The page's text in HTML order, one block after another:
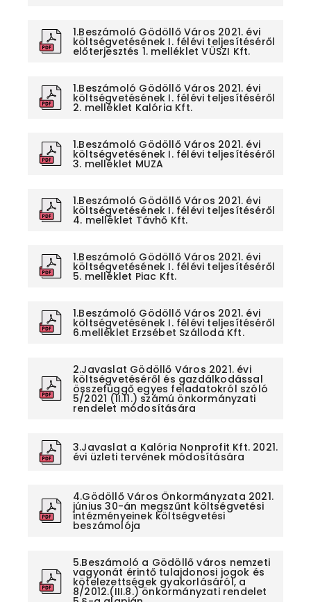
1.Beszámoló Gödöllő Város 2021. évi
költségvetésének I. félévi teljesítéséről
előterjesztés 1. melléklet VÜSZI Kft.
1.Beszámoló Gödöllő Város 2021. évi
költségvetésének I. félévi teljesítéséről
2. melléklet Kalória Kft.
1.Beszámoló Gödöllő Város 2021. évi
költségvetésének I. félévi teljesítéséről
3. melléklet MUZA
1.Beszámoló Gödöllő Város 2021. évi
költségvetésének I. félévi teljesítéséről
4. melléklet Távhő Kft.
1.Beszámoló Gödöllő Város 2021. évi
költségvetésének I. félévi teljesítéséről
5. melléklet Piac Kft.
1.Beszámoló Gödöllő Város 2021. évi
költségvetésének I. félévi teljesítéséről
6.melléklet Erzsébet Szálloda Kft.
2.Javaslat Gödöllő Város 2021. évi
költségvetéséről és gazdálkodással
összefüggő egyes feladatokról szóló
5/2021 (II.11.) számú önkormányzati
rendelet módosítására
3.Javaslat a Kalória Nonprofit Kft. 2021.
évi üzleti tervének módosítására
4.Gödöllő Város Önkormányzata 2021.
június 30-án megszűnt költségvetési
intézményeinek költségvetési
beszámolója
5.Beszámoló a Gödöllő város nemzeti
vagyonát érintő tulajdonosi jogok és
kötelezettségek gyakorlásáról, a
8/2012.(III.8.) önkormányzati rendelet